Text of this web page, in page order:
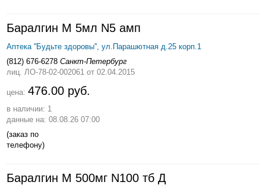
Баралгин М 5мл N5 амп
Аптека ''Будьте здоровы'', ул.Парашютная д.25 корп.1
(812) 676-6278 Санкт-Петербург
лиц. ЛО-78-02-002061 от 02.04.2015
цена: 476.00 руб.
в наличии: 1
данные на: 08.08.26 07:00
(заказ по
телефону)
Баралгин М 500мг N100 тб Д